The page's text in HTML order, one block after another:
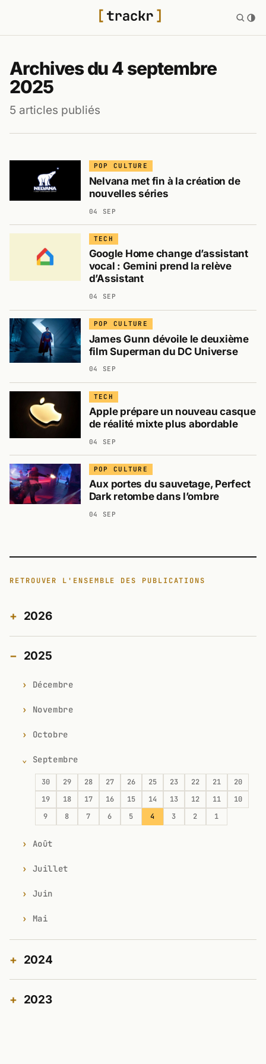
Archives du 4 septembre
2025
5 articles publiés
POP CULTURE
Nelvana met fin à la création de
nouvelles séries
04 SEP
TECH
Google Home change d’assistant
vocal : Gemini prend la relève
d’Assistant
04 SEP
POP CULTURE
James Gunn dévoile le deuxième
film Superman du DC Universe
04 SEP
TECH
Apple prépare un nouveau casque
de réalité mixte plus abordable
04 SEP
POP CULTURE
Aux portes du sauvetage, Perfect
Dark retombe dans l’ombre
04 SEP
RETROUVER L'ENSEMBLE DES PUBLICATIONS
2026
2025
Décembre
Novembre
Octobre
Septembre
30 29 28 27 26 25 23 22 21
20
19
18 17 16 15 14 13 12 11
10
9
8 7 6 5 4 3 2 1
Août
Juillet
Juin
Mai
2024
2023